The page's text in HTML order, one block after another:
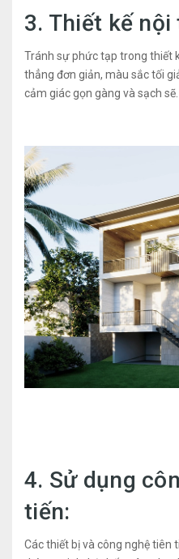
3. Thiết kế
Tránh sự phức tạp trong thiết
thẳng đơn giản, màu sắc tối
cảm giác gọn gàng và sạch sẽ.
4. Sử dụng
tiến:
Các thiết bị và công nghệ tiên